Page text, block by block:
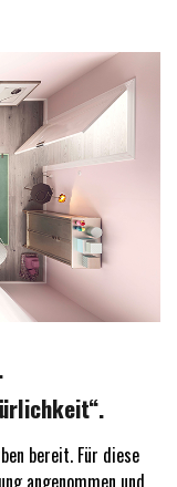
bereit. Für diese